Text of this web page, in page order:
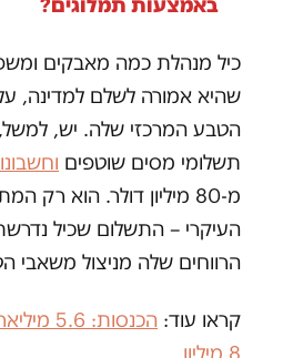
באמצעות תמלוגים?
כיל מנהלת כמה מאבקים
שהיא אמורה לשלם למדינה,
הטבע המרכזי שלה. יש,
תשלומי מסים שוטפים
מ-80 מיליון דולר. הוא
העיקרי – התשלום שכיל
הרווחים שלה מניצול משאבי
קראו עוד:
הכנסות: